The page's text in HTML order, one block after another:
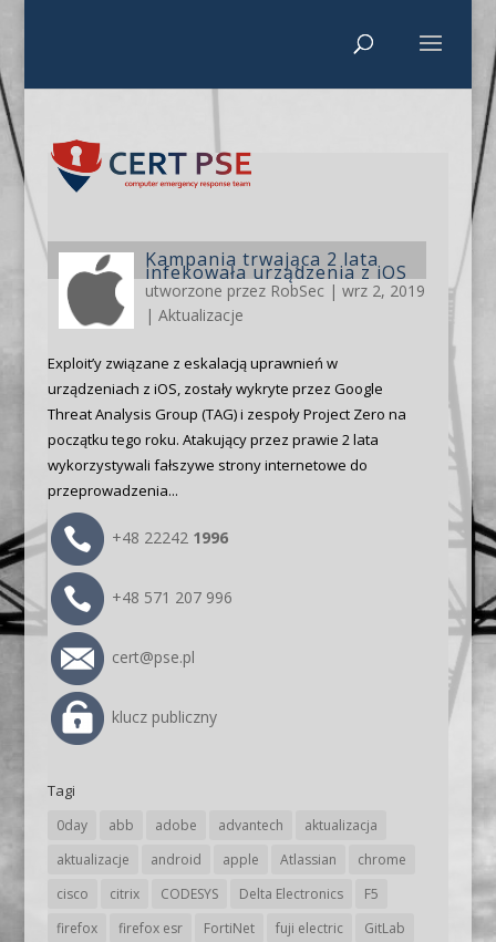
Kampania trwająca 2 lata
infekowała urządzenia z iOS
utworzone przez RobSec |wrz 2, 2019
|Aktualizacje
Exploit’y związane z eskalacją uprawnień w
urządzeniach z iOS, zostały wykryte przez Google
Threat Analysis Group (TAG) i zespoły Project Zero na
początku tego roku. Atakujący przez prawie 2 lata
wykorzystywali fałszywe strony internetowe do
przeprowadzenia...
+48 22242 1996
+48 571 207 996
cert@pse.pl
klucz publiczny
Tagi
0day abb adobe advantech
aktualizacja
aktualizacje
android apple Atlassian
chrome
cisco
citrix CODESYS Delta Electronics
F5
firefox
firefox esr FortiNet fuji electric
GitLab